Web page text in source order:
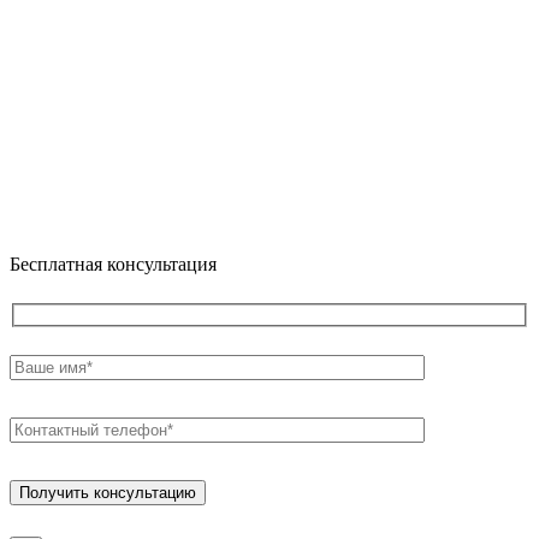
Бесплатная консультация
Получить консультацию